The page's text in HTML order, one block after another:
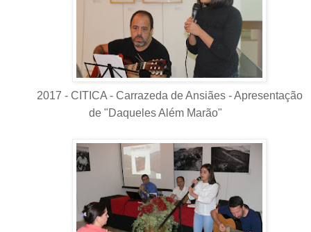
2017 - CITICA - Carrazeda de Ansiães - Apresentação
de "Daqueles Além Marão"